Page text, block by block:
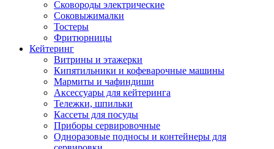
Сковороды электрические
Соковыжималки
Тостеры
Фритюрницы
Кейтеринг
Витрины и этажерки
Кипятильники и кофеварочные машины
Мармиты и чафиндиши
Аксессуары для кейтеринга
Тележки, шпильки
Кассеты для посуды
Приборы сервировочные
Одноразовые подносы и контейнеры для